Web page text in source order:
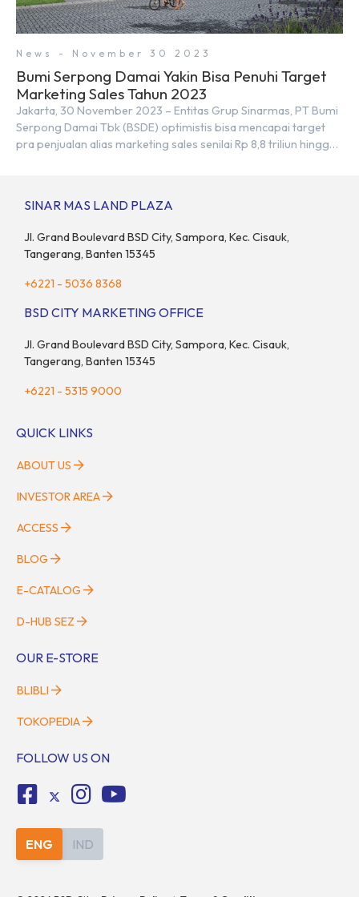
News - November 30 2023
Bumi Serpong Damai Yakin Bisa Penuhi Target
Marketing Sales Tahun 2023
Jakarta, 30 November 2023 – Entitas Grup Sinarmas, PT Bumi
Serpong Damai Tbk (BSDE) optimistis bisa mencapai target
pra penjualan alias marketing sales senilai Rp 8,8 triliun hingga
target. “Kami yakin target […]
SINAR MAS LAND PLAZA
Jl. Grand Boulevard BSD City, Sampora, Kec. Cisauk,
Tangerang, Banten 15345
+6221 - 5036 8368
BSD CITY MARKETING OFFICE
Jl. Grand Boulevard BSD City, Sampora, Kec. Cisauk,
Tangerang, Banten 15345
+6221 - 5315 9000
QUICK LINKS
ABOUT US
INVESTOR AREA
ACCESS
BLOG
E-CATALOG
D-HUB SEZ
OUR E-STORE
BLIBLI
TOKOPEDIA
FOLLOW US ON
ENG IND